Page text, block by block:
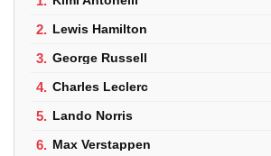
2. Lewis Hamilton
3. George Russell
4. Charles Leclerc
5. Lando Norris
6. Max Verstappen